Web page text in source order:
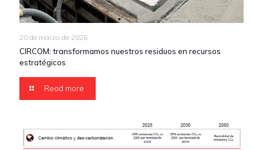
20 de marzo de 2026
CIRCOM: transformamos nuestros residuos en recursos
estratégicos
Read more